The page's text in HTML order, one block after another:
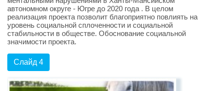
автономном округе - Югре до 2020 года . В целом
реализация проекта позволит благоприятно повлиять на
уровень социальной сплоченности и социальной
стабильности в обществе. Обоснование социальной
значимости проекта.
Слайд 4